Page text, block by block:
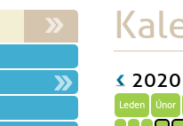
Leden Únor